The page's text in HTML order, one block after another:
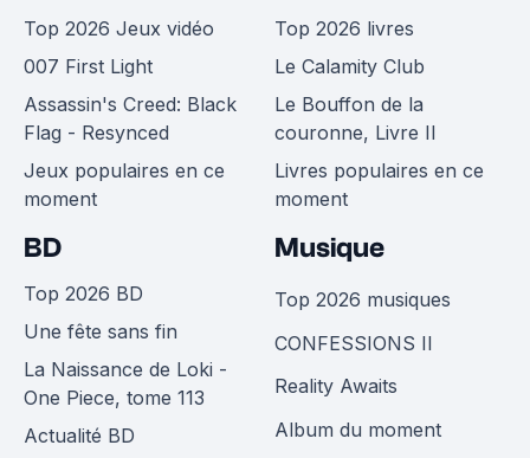
Top 2026 Jeux vidéo
007 First Light
Assassin's Creed: Black
Flag - Resynced
Jeux populaires en ce
moment
Top 2026 livres
Le Calamity Club
Le Bouffon de la
couronne, Livre II
Livres populaires en ce
moment
BD
Top 2026 BD
Une fête sans fin
La Naissance de Loki -
One Piece, tome 113
Actualité BD
Musique
Top 2026 musiques
CONFESSIONS II
Reality Awaits
Album du moment